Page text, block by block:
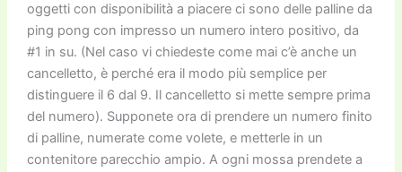
oggetti con disponibilità a piacere ci sono delle palline da
ping pong con impresso un numero intero positivo, da
#1 in su. (Nel caso vi chiedeste come mai c’è anche un
cancelletto, è perché era il modo più semplice per
distinguere il 6 dal 9. Il cancelletto si mette sempre prima
del numero). Supponete ora di prendere un numero finito
di palline, numerate come volete, e metterle in un
contenitore parecchio ampio. A ogni mossa prendete a